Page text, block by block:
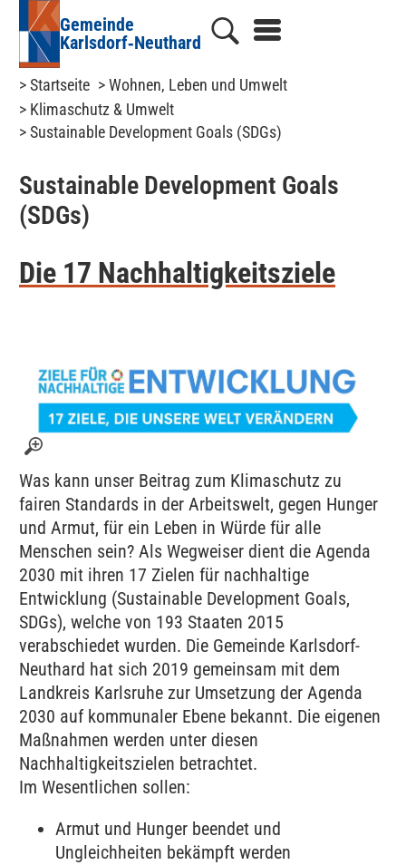
Gemeinde
Karlsdorf‑Neuthard
> Startseite > Wohnen, Leben und Umwelt
> Klimaschutz & Umwelt
> Sustainable Development Goals (SDGs)
Sustainable Development Goals
(SDGs)
Die 17 Nachhaltigkeitsziele
Was kann unser Beitrag zum Klimaschutz zu
fairen Standards in der Arbeitswelt, gegen Hunger
und Armut, für ein Leben in Würde für alle
Menschen sein? Als Wegweiser dient die Agenda
2030 mit ihren 17 Zielen für nachhaltige
Entwicklung (Sustainable Development Goals,
SDGs), welche von 193 Staaten 2015
verabschiedet wurden. Die Gemeinde Karlsdorf-
Neuthard hat sich 2019 gemeinsam mit dem
Landkreis Karlsruhe zur Umsetzung der Agenda
2030 auf kommunaler Ebene bekannt. Die eigenen
Maßnahmen werden unter diesen
Nachhaltigkeitszielen betrachtet.
Im Wesentlichen sollen:
Armut und Hunger beendet und
Ungleichheiten bekämpft werden